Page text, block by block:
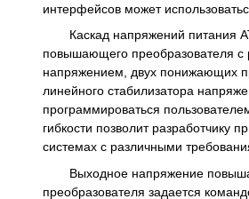
интерфейсов может
Каскад напряжений питания
повышающего преобразователя с
напряжением, двух понижающих
линейного стабилизатора
программироваться
гибкости позволит разработчику
системах с различными
Выходное напряжение
преобразователя задается